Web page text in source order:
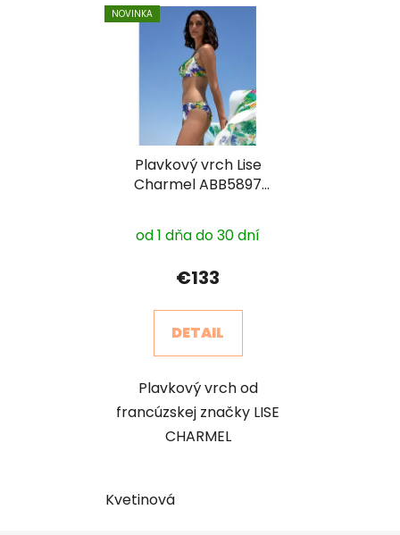
NOVINKA
Plavkový vrch Lise
Charmel ABB5897
od 1 dňa do 30 dní
€133
DETAIL
Plavkový vrch od
francúzskej značky LISE
CHARMEL
Kvetinová